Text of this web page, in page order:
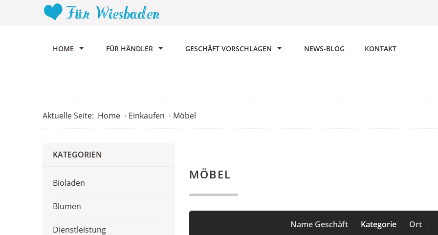
HOME FÜR HÄNDLER GESCHÄFT VORSCHLAGEN NEWS-BLOG KONTAKT
Aktuelle Seite: Home Einkaufen Möbel
MÖBEL
Name Geschäft Kategorie Ort
KATEGORIEN
Bioladen
Blumen
Dienstleistung